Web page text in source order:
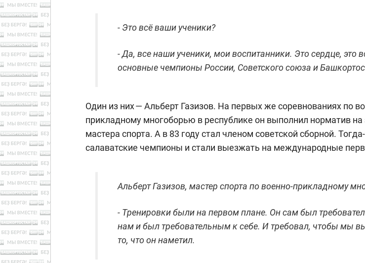
- Это всё ваши ученики?
- Да, все наши ученики, мои воспитанники. Это сердце, это
основные чемпионы России, Советского союза и
Один из них — Альберт Газизов. На первых же соревнованиях по
прикладному многоборью в республике он выполнил норматив на
мастера спорта. А в 83 году стал членом советской сборной.
салаватские чемпионы и стали выезжать на международные
Альберт Газизов, мастер спорта по военно-прикладному
- Тренировки были на первом плане. Он сам был
нам и был требовательным к себе. И требовал, чтобы мы
то, что он наметил.